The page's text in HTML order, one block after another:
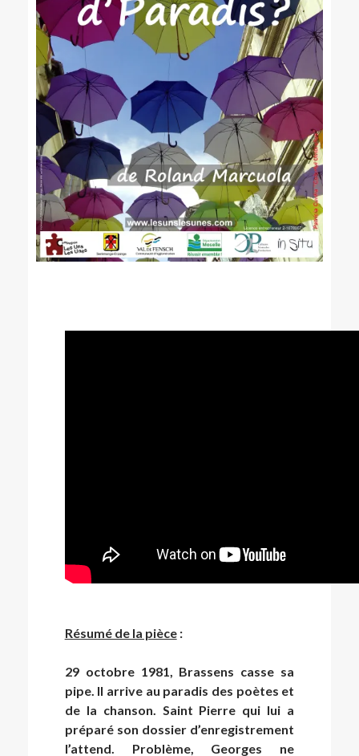
Résumé de la pièce:
29 octobre 1981, Brassens casse sa
pipe. Il arrive au paradis des poètes et
de la chanson. Saint Pierre qui lui a
préparé son dossier d’enregistrement
l’attend. Problème, Georges ne